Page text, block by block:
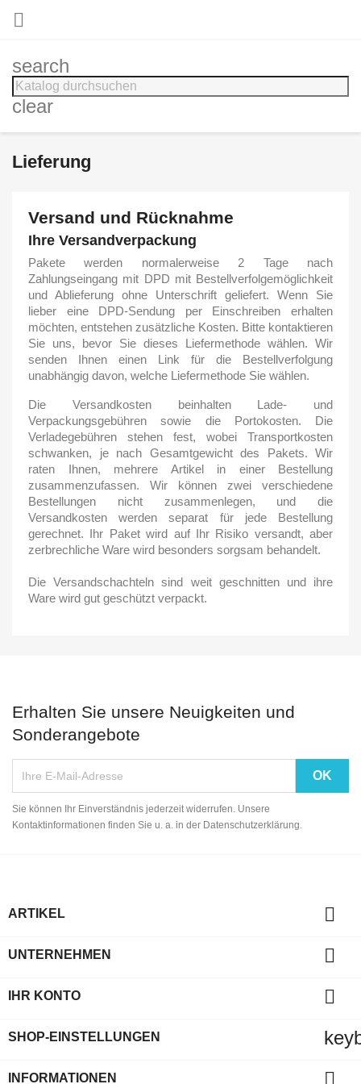

search
clear
Lieferung
Versand und Rücknahme
Ihre Versandverpackung
Pakete werden normalerweise 2 Tage nach
Zahlungseingang mit DPD mit Bestellverfolgemöglichkeit
und Ablieferung ohne Unterschrift geliefert. Wenn Sie
lieber eine DPD-Sendung per Einschreiben erhalten
möchten, entstehen zusätzliche Kosten. Bitte kontaktieren
Sie uns, bevor Sie dieses Liefermethode wählen. Wir
senden Ihnen einen Link für die Bestellverfolgung
unabhängig davon, welche Liefermethode Sie wählen.
Die Versandkosten beinhalten Lade- und
Verpackungsgebühren sowie die Portokosten. Die
Verladegebühren stehen fest, wobei Transportkosten
schwanken, je nach Gesamtgewicht des Pakets. Wir
raten Ihnen, mehrere Artikel in einer Bestellung
zusammenzufassen. Wir können zwei verschiedene
Bestellungen nicht zusammenlegen, und die
Versandkosten werden separat für jede Bestellung
gerechnet. Ihr Paket wird auf Ihr Risiko versandt, aber
zerbrechliche Ware wird besonders sorgsam behandelt.
Die Versandschachteln sind weit geschnitten und ihre
Ware wird gut geschützt verpackt.
Erhalten Sie unsere Neuigkeiten und
Sonderangebote
Sie können Ihr Einverständnis jederzeit widerrufen. Unsere
Kontaktinformationen finden Sie u. a. in der Datenschutzerklärung.
ARTIKEL 
UNTERNEHMEN 
IHR KONTO 
SHOP-EINSTELLUNGEN
INFORMATIONEN 